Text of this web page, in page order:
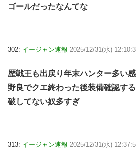
ゴールだったなんてな
302: イージャン速報 2025/12/31(水)
歴戦王も出戻り年末ハンター多い
野良でクエ終わった後装備確認す
破してない奴多すぎ
313: イージャン速報 2025/12/31(水)